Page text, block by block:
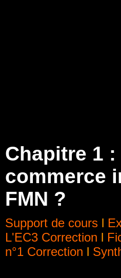
Chapitre 1 :
commerce
FMN ?
Support de cours l
L'EC3 Correction l
n°1 Correction l